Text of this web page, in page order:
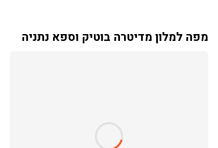
מפה למלון מדיטרה בוטיק וספא נתניה